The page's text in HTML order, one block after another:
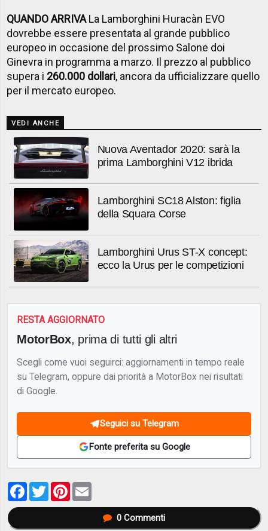
QUANDO ARRIVALa Lamborghini Huracàn EVO
dovrebbe essere presentata al grande pubblico
europeo in occasione del prossimo Salone doi
Ginevra in programma a marzo. Il prezzo al pubblico
supera i 260.000 dollari, ancora da ufficializzare quello
per il mercato europeo.
VEDI ANCHE
Nuova Aventador 2020: sarà la
prima Lamborghini V12 ibrida
Lamborghini SC18 Alston: figlia
della Squara Corse
Lamborghini Urus ST-X concept:
ecco la Urus per le competizioni
RESTA AGGIORNATO
MotorBox, prima di tutti gli altri
Scegli come vuoi seguirci: aggiornamenti in tempo reale
su Telegram, oppure dai priorità a MotorBox nei risultati
di Google.
Seguici su Telegram
Fonte preferita su Google
Facebook
TwitterPinterest
0Commenti